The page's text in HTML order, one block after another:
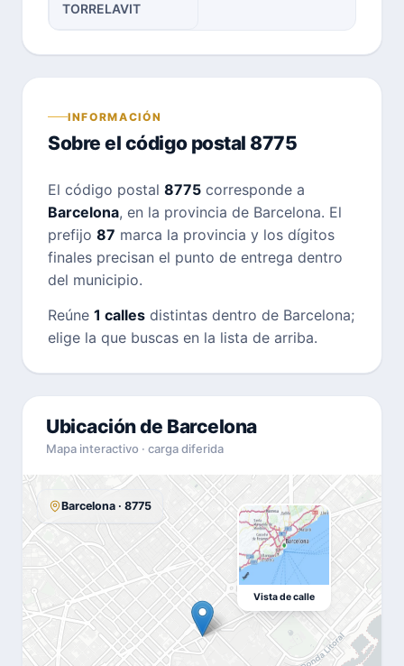
TORRELAVIT
INFORMACIÓN
Sobre el código postal 8775
El código postal 8775 corresponde a
Barcelona, en la provincia de Barcelona. El
prefijo 87 marca la provincia y los dígitos
finales precisan el punto de entrega dentro
del municipio.
Reúne 1 calles distintas dentro de Barcelona;
elige la que buscas en la lista de arriba.
Ubicación de Barcelona
Mapa interactivo · carga diferida
Barcelona · 8775
Vista de calle